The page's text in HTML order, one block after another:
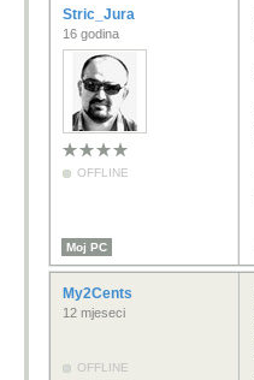
Stric_Jura
16 godina
OFFLINE
Moj PC
My2Cents
12 mjeseci
OFFLINE